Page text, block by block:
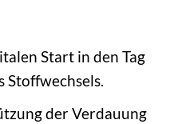
Start in den Tag
Stoffwechsels.
der Verdauung